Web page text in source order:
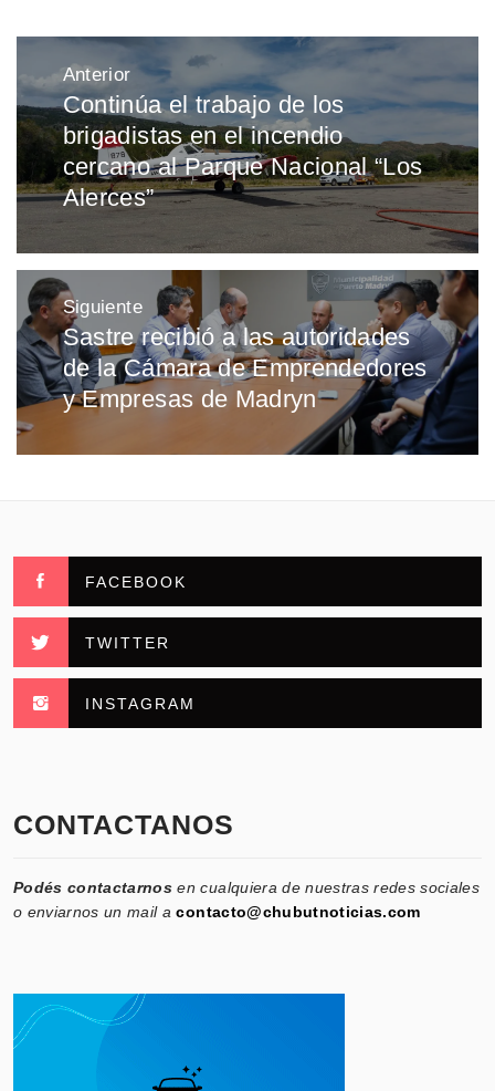
Navegación
de
entradas
Anterior
Entrada
anterior:
Continúa el trabajo de los
brigadistas en el incendio
cercano al Parque Nacional “Los
Alerces”
Siguiente
Entrada
siguiente:
Sastre recibió a las autoridades
de la Cámara de Emprendedores
y Empresas de Madryn
FACEBOOK
TWITTER
INSTAGRAM
CONTACTANOS
Podés contactarnos en cualquiera de nuestras redes sociales
o enviarnos un mail acontacto@chubutnoticias.com